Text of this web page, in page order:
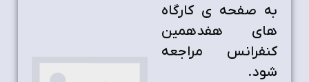
به صفحه ی کارگاه
های هفدهمین
کنفرانس مراجعه
شود.